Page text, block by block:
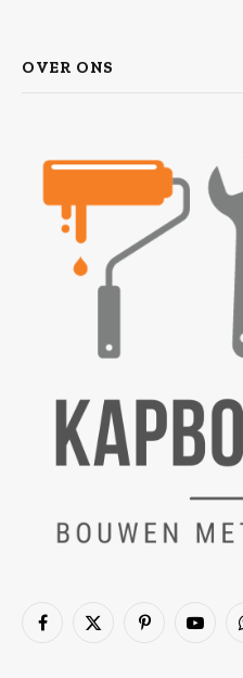
OVER ONS
Facebook
X
Pinterest